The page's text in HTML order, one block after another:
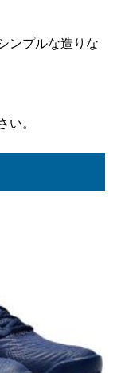
ンプルな造りな
い。